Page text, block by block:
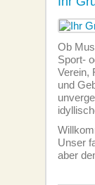
Ob
Sport-
Verein,
und
Unser
aber